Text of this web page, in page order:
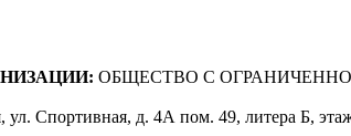
ОБЩЕСТВО С
ул. Спортивная, д. 4А пом. 49, литера Б,